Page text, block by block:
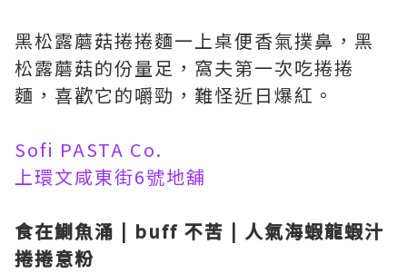
黑松露蘑菇捲捲麵一上桌便香氣撲鼻，黑
松露蘑菇的份量足，窩夫第一次吃捲捲
麵，喜歡它的嚼勁，難怪近日爆紅。
Sofi PASTA Co.
上環文咸東街6號地舖
食在鰂魚涌 | buff 不苦 | 人氣海蝦龍蝦汁
捲捲意粉